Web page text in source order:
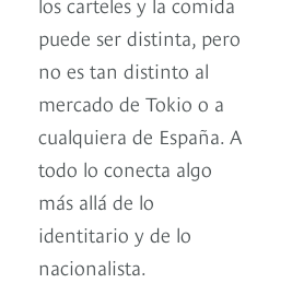
puede ser distinta, pero
no es tan distinto al
mercado de Tokio o a
cualquiera de España. A
todo lo conecta algo
más allá de lo
identitario y de lo
nacionalista.